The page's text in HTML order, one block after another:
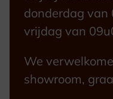
donderdag van
vrijdag van
We
showroom,